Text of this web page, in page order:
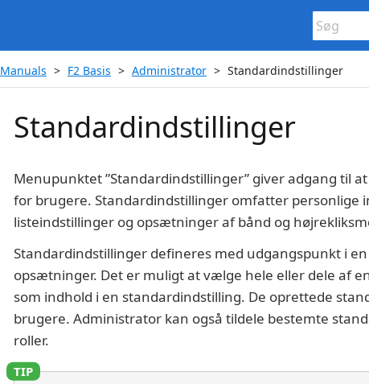
Manuals F2 Basis Administrator Standardindstillinger
Standardindstillinger
Menupunktet ”Standardindstillinger” giver adgang til
for brugere. Standardindstillinger omfatter personlige
listeindstillinger og opsætninger af bånd og
Standardindstillinger defineres med udgangspunkt i
opsætninger. Det er muligt at vælge hele eller dele af
som indhold i en standardindstilling. De oprettede
brugere. Administrator kan også tildele bestemte
roller.